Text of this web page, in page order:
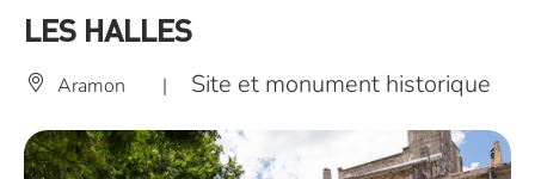
LES HALLES
Aramon | Site et monument historique